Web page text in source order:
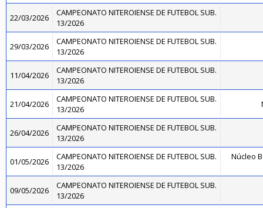
22/03/2026
CAMPEONATO NITEROIENSE DE FUTEBOL SUB.
13/2026
29/03/2026
CAMPEONATO NITEROIENSE DE FUTEBOL SUB.
13/2026
11/04/2026
CAMPEONATO NITEROIENSE DE FUTEBOL SUB.
13/2026
21/04/2026
CAMPEONATO NITEROIENSE DE FUTEBOL SUB.
13/2026
26/04/2026
CAMPEONATO NITEROIENSE DE FUTEBOL SUB.
13/2026
01/05/2026
CAMPEONATO NITEROIENSE DE FUTEBOL SUB.
13/2026
Núcleo
09/05/2026
CAMPEONATO NITEROIENSE DE FUTEBOL SUB.
13/2026